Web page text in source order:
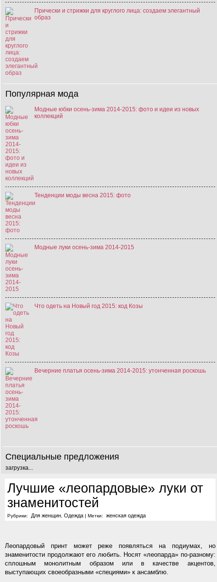
Прически и стрижки для круглого лица: создаем элегантный
образ
Популярная мода
Модные юбки осень-зима 2014-2015: фото и идеи из новых
коллекций
Тенденции моды весна 2015: фото
Модные луки осень-зима 2014-2015
Что одеть на Новый год 2015: код Козы
Вечерние платья осень-зима 2014-2015: утонченная роскошь
Специальные предложения
загрузка...
Лучшие «леопардовые» луки от
знаменитостей
Рубрики: Для женщин Одежда | Метки: женская одежда
Леопардовый принт может реже появляться на подиумах, но
знаменитости продолжают его любить. Носят «леопарда» по-разному:
сплошным монолитным образом или в качестве акцентов,
выступающих своеобразными «специями» к ансамблю.